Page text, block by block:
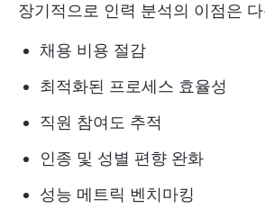
장기적으로 인력 분석의 이점은
채용 비용 절감
최적화된 프로세스 효율성
직원 참여도 추적
인종 및 성별 편향 완화
성능 메트릭 벤치마킹